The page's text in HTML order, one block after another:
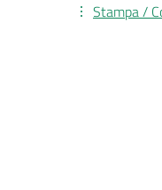
Stampa /